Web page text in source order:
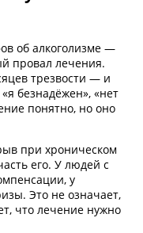
об алкоголизме —
провал лечения.
трезвости — и
безнадёжен», «нет
понятно, но оно
при хроническом
его. У людей с
у
Это не означает,
что лечение нужно